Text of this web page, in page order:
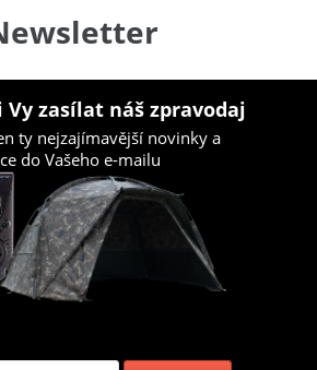
Vy zasílat náš zpravodaj
ty nejzajímavější novinky a
do Vašeho e-mailu